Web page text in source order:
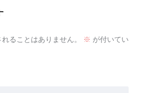
ることはありません。 ※ が付いてい